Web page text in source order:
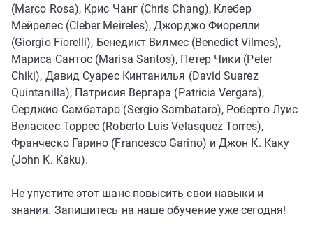
(Marco Rosa), Крис Чанг (Chris Chang), Клебер
Мейрелес (Cleber Meireles), Джорджо Фиорелли
(Giorgio Fiorelli), Бенедикт Вилмес (Benedict Vilmes),
Мариса Сантос (Marisa Santos), Петер Чики (Peter
Chiki), Давид Суарес Кинтанилья (David Suarez
Quintanilla), Патрисия Вергара (Patricia Vergara),
Серджио Самбатаро (Sergio Sambataro), Роберто Луис
Веласкес Торрес (Roberto Luis Velasquez Torres),
Франческо Гарино (Francesco Garino) и Джон К. Каку
(John K. Kaku).
Не упустите этот шанс повысить свои навыки и
знания. Запишитесь на наше обучение уже сегодня!